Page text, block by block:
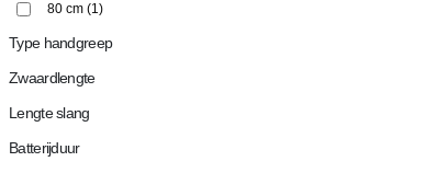
80 cm (1)
Type handgreep
Zwaardlengte
Lengte slang
Batterijduur